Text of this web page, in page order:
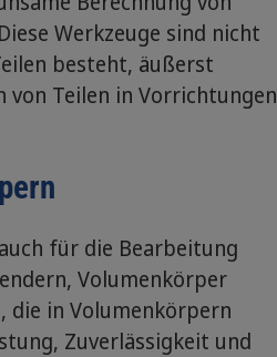
Werkzeuge sind nicht
besteht, äußerst
von Teilen in Vorrichtungen
für die Bearbeitung
Volumenkörper
in Volumenkörpern
Zuverlässigkeit und